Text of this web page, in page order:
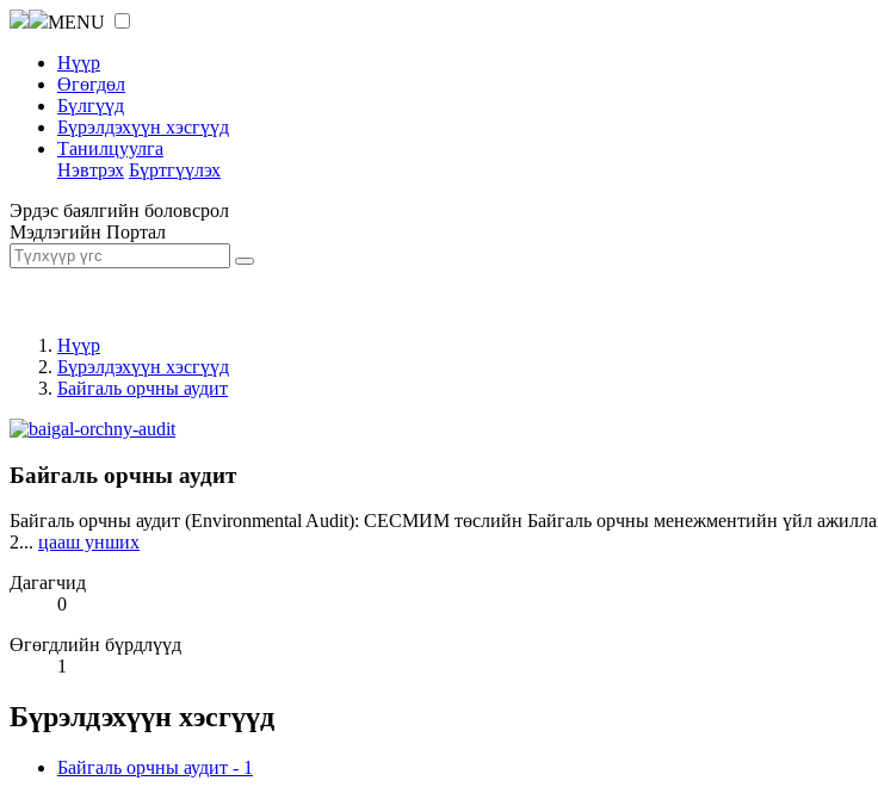
MENU
Нүүр
Өгөгдөл
Бүлгүүд
Бүрэлдэхүүн хэсгүүд
Танилцуулга
Нэвтрэх Бүртгүүлэх
Эрдэс баялгийн боловсрол
Мэдлэгийн Портал
Нүүр
Бүрэлдэхүүн хэсгүүд
Байгаль орчны аудит
Байгаль орчны аудит
Байгаль орчны аудит (Environmental Audit): СЕСМИМ төслийн Байгаль орчны менежментийн үйл
2... цааш унших
Дагагчид
0
Өгөгдлийн бүрдлүүд
1
Бүрэлдэхүүн хэсгүүд
Байгаль орчны аудит - 1